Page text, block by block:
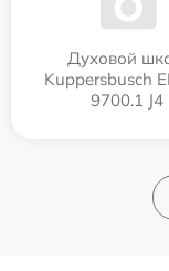
Духовой
Kuppersbusch
9700.1 J4